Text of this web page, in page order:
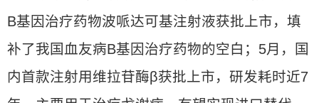
B基因治疗药物波哌达可基注射液获批上市，填
补了我国血友病B基因治疗药物的空白；5月，国
内首款注射用维拉苷酶β获批上市，研发耗时近7